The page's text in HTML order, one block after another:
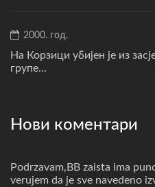
2000. год.
На Корзици убијен је из
групе...
Нови коментари
Podrzavam,BB zaista ima
verujem da je sve navedeno